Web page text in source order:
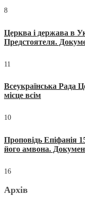
8
Церква і держава в
Предстоятеля.
11
Всеукраїнська Рада
місце всім
10
Проповідь Епіфанія
його амвона.
16
Архів